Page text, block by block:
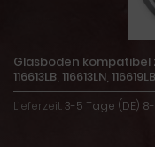
Glasboden kompatibel
116613LB, 116613LN, 116619LB
Lieferzeit:3-5 Tage (DE)